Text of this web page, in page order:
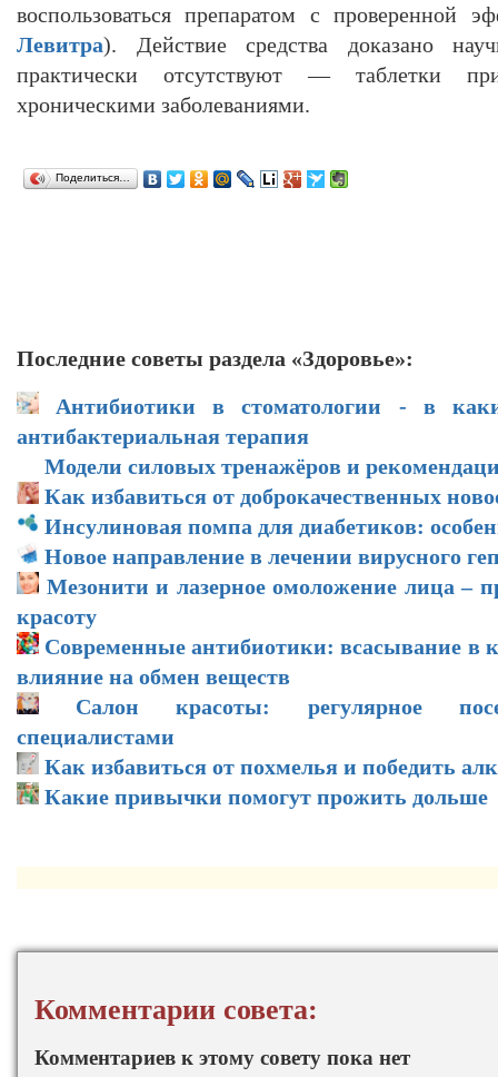
воспользоваться препаратом с проверенной
Левитра). Действие средства доказано
практически отсутствуют — таблетки
хроническими заболеваниями.
Поделиться…
Последние советы раздела «Здоровье»:
Антибиотики в стоматологии - в
антибактериальная терапия
Модели силовых тренажёров и
Как избавиться от доброкачественных
Инсулиновая помпа для диабетиков:
Новое направление в лечении вирусного
Мезонити и лазерное омоложение лица –
красоту
Современные антибиотики: всасывание в
влияние на обмен веществ
Салон красоты: регулярное
специалистами
Как избавиться от похмелья и победить
Какие привычки помогут прожить дольше
Комментарии совета:
Комментариев к этому совету пока нет